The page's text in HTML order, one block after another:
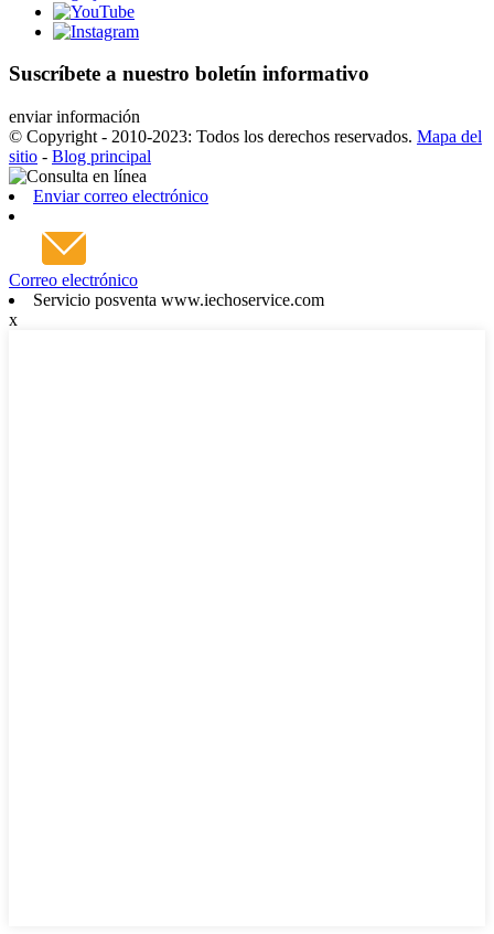
Suscríbete a nuestro boletín informativo
enviar información
© Copyright - 2010-2023: Todos los derechos reservados. Mapa del
sitio - Blog principal
Enviar correo electrónico
Correo electrónico
Servicio posventa www.iechoservice.com
x